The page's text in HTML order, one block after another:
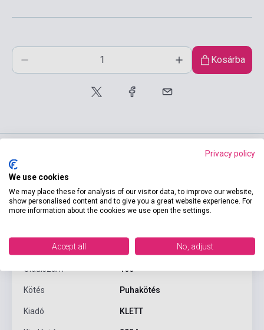
Kosárba
Termékjellemzők
ISBN 9789635781003
Dr. Pantóné dr. Naszályi Dóra,
Dr. Somló Katalin
Oldalszám 160
Kötés Puhakötés
Kiadó KLETT
Privacy policy
We use cookies
We may place these for analysis of our visitor data, to improve our website,
show personalised content and to give you a great website experience. For
more information about the cookies we use open the settings.
Accept all No, adjust